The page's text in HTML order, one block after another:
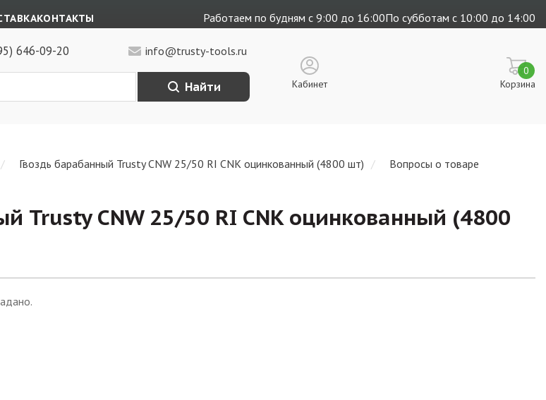
КОНТАКТЫ Работаем по будням с 9:00 до 16:00По субботам с 10:00 до 14:00
646-09-20 info@trusty-tools.ru
Найти Кабинет Корзина
0
Гвоздь барабанный Trusty CNW 25/50 RI CNK оцинкованный (4800 шт) Вопросы о товаре
Trusty CNW 25/50 RI CNK оцинкованный (4800